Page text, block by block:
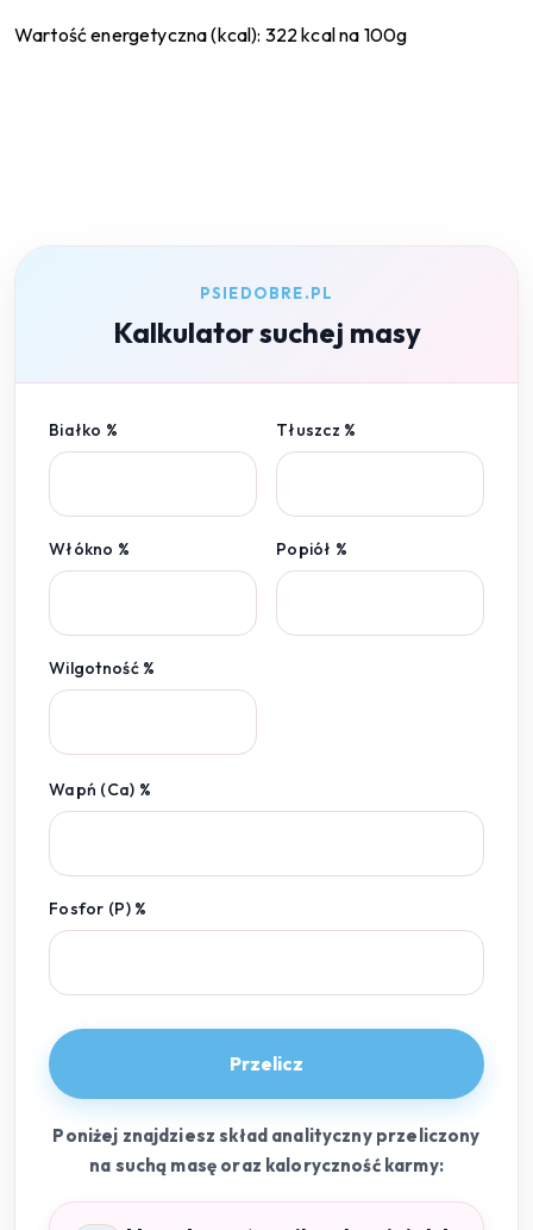
Wartość energetyczna (kcal): 322 kcal na 100g
PSIEDOBRE.PL
Kalkulator suchej masy
Białko % Tłuszcz %
Włókno % Popiół %
Wilgotność %
Wapń (Ca) %
Fosfor (P) %
Przelicz
Poniżej znajdziesz skład analityczny przeliczony
na suchą masę oraz kaloryczność karmy: